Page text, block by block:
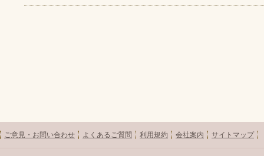
ご意見・お問い合わせ よくあるご質問 利用規約 会社案内 サイトマップ